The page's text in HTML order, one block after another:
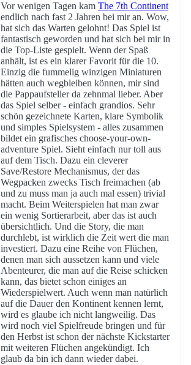
Vor wenigen Tagen kam The 7th Continent
endlich nach fast 2 Jahren bei mir an. Wow,
hat sich das Warten gelohnt! Das Spiel ist
fantastisch geworden und hat sich bei mir in
die Top-Liste gespielt. Wenn der Spaß
anhält, ist es ein klarer Favorit für die 10.
Einzig die fummelig winzigen Miniaturen
hätten auch wegbleiben können, mir sind
die Pappaufsteller da zehnmal lieber. Aber
das Spiel selber - einfach grandios. Sehr
schön gezeichnete Karten, klare Symbolik
und simples Spielsystem - alles zusammen
bildet ein grafisches choose-your-own-
adventure Spiel. Sieht einfach nur toll aus
auf dem Tisch. Dazu ein cleverer
Save/Restore Mechanismus, der das
Wegpacken zwecks Tisch freimachen (ab
und zu muss man ja auch mal essen) trivial
macht. Beim Weiterspielen hat man zwar
ein wenig Sortierarbeit, aber das ist auch
übersichtlich. Und die Story, die man
durchlebt, ist wirklich die Zeit wert die man
investiert. Dazu eine Reihe von Flüchen,
denen man sich aussetzen kann und viele
Abenteurer, die man auf die Reise schicken
kann, das bietet schon einiges an
Wiederspielwert. Auch wenn man natürlich
auf die Dauer den Kontinent kennen lernt,
wird es glaube ich nicht langweilig. Das
wird noch viel Spielfreude bringen und für
den Herbst ist schon der nächste Kickstarter
mit weiteren Flüchen angekündigt. Ich
glaub da bin ich dann wieder dabei.